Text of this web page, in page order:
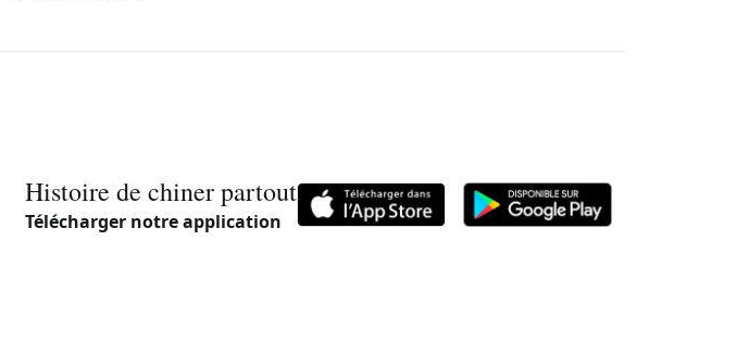
Histoire de chiner partout
Télécharger notre application